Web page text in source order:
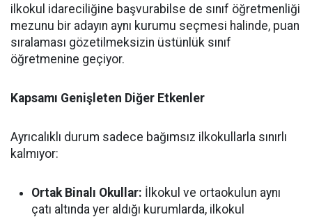
ilkokul idareciliğine başvurabilse de sınıf öğretmenliği
mezunu bir adayın aynı kurumu seçmesi halinde, puan
sıralaması gözetilmeksizin üstünlük sınıf
öğretmenine geçiyor.
Kapsamı Genişleten Diğer Etkenler
Ayrıcalıklı durum sadece bağımsız ilkokullarla sınırlı
kalmıyor:
Ortak Binalı Okullar: İlkokul ve ortaokulun aynı
çatı altında yer aldığı kurumlarda, ilkokul